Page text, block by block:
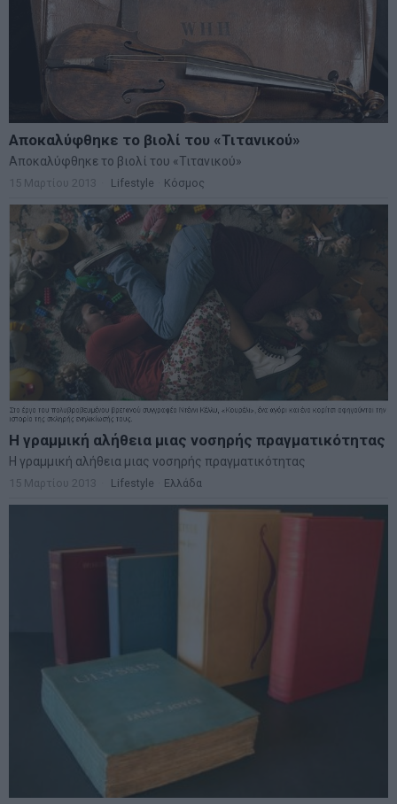
Αποκαλύφθηκε το βιολί του «Τιτανικού»
Αποκαλύφθηκε το βιολί του «Τιτανικού»
15 Μαρτίου 2013 Lifestyle Κόσμος
Η γραμμική αλήθεια μιας νοσηρής πραγματικότητας
Η γραμμική αλήθεια μιας νοσηρής πραγματικότητας
15 Μαρτίου 2013 Lifestyle Ελλάδα